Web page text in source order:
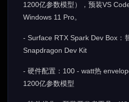
1200亿参数模型），预装VS
Windows 11 Pro。
- Surface RTX Spark Dev Box：
Snapdragon Dev Kit
- 硬件配置：100 - watt热
1200亿参数模型